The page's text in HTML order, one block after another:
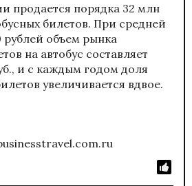
продается порядка 32 млн
билетов. При средней
рублей объем рынка
на автобус составляет
и с каждым годом доля
увеличивается вдвое.